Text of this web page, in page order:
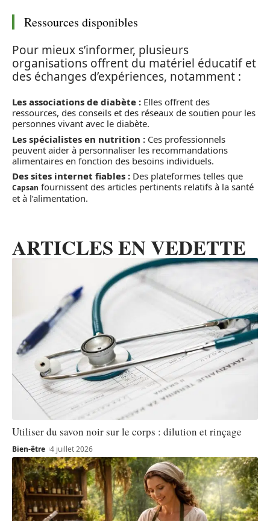
Ressources disponibles
Pour mieux s’informer, plusieurs
organisations offrent du matériel éducatif et
des échanges d’expériences, notamment :
Les associations de diabète : Elles offrent des
ressources, des conseils et des réseaux de soutien pour les
personnes vivant avec le diabète.
Les spécialistes en nutrition : Ces professionnels
peuvent aider à personnaliser les recommandations
alimentaires en fonction des besoins individuels.
Des sites internet fiables : Des plateformes telles que
Capsan fournissent des articles pertinents relatifs à la santé
et à l’alimentation.
ARTICLES EN VEDETTE
Utiliser du savon noir sur le corps : dilution et rinçage
Bien-être 4 juillet 2026